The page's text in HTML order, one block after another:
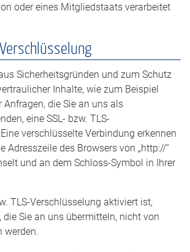
oder eines Mitgliedstaats verarbeitet
Verschlüsselung
Sicherheitsgründen und zum Schutz
Inhalte, wie zum Beispiel
Anfragen, die Sie an uns als
eine SSL- bzw. TLS-
verschlüsselte Verbindung erkennen
Adresszeile des Browsers von „http://“
und an dem Schloss-Symbol in Ihrer
TLS-Verschlüsselung aktiviert ist,
die Sie an uns übermitteln, nicht von
werden.